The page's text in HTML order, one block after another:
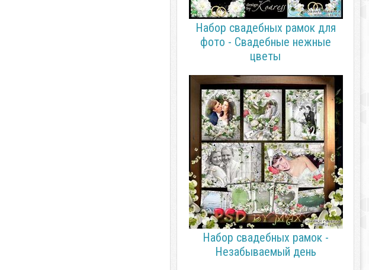
Набор свадебных рамок для
фото - Свадебные нежные
цветы
Набор свадебных рамок -
Незабываемый день